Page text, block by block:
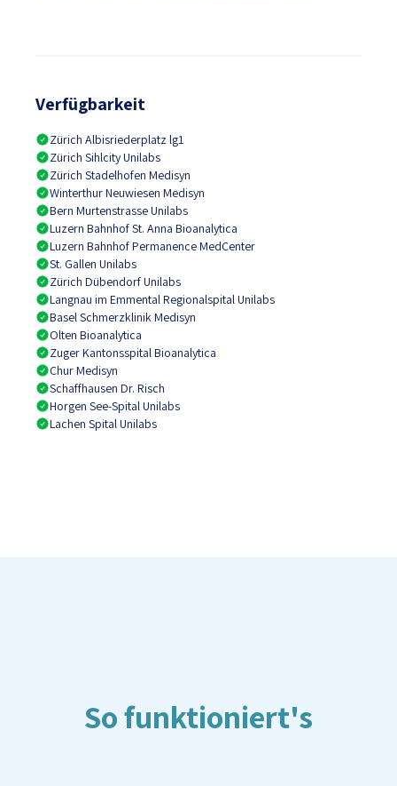
Verfügbarkeit
Zürich Albisriederplatz lg1
Zürich Sihlcity Unilabs
Zürich Stadelhofen Medisyn
Winterthur Neuwiesen Medisyn
Bern Murtenstrasse Unilabs
Luzern Bahnhof St. Anna Bioanalytica
Luzern Bahnhof Permanence MedCenter
St. Gallen Unilabs
Zürich Dübendorf Unilabs
Langnau im Emmental Regionalspital Unilabs
Basel Schmerzklinik Medisyn
Olten Bioanalytica
Zuger Kantonsspital Bioanalytica
Chur Medisyn
Schaffhausen Dr. Risch
Horgen See-Spital Unilabs
Lachen Spital Unilabs
So funktioniert's